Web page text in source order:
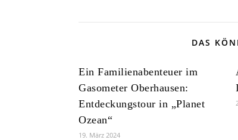
DAS
Ein Familienabenteuer im
Gasometer Oberhausen:
Entdeckungstour in „Planet
Ozean“
19. März 2024